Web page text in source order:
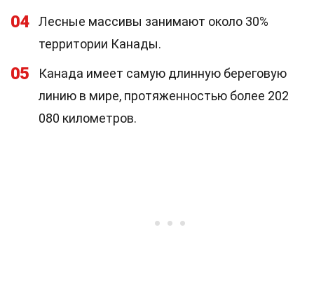
04
Лесные массивы занимают около 30%
территории Канады.
05
Канада имеет самую длинную береговую
линию в мире, протяженностью более 202
080 километров.